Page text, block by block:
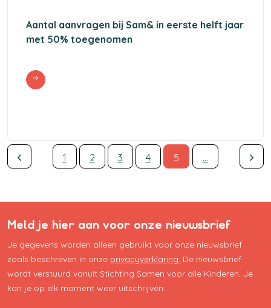
Aantal aanvragen bij Sam& in eerste helft jaar
met 50% toegenomen
1 2 3 4 5 ...
Meld je hier aan voor onze nieuwsbrief
Je gegevens worden alleen gebruikt voor onze nieuwsbrief
zoals beschreven in onze privacyverklaring. De nieuwsbrief
wordt verstuurd vanuit Stichting Samen voor alle Kinderen. Je
kan je op elk moment weer uitschrijven.